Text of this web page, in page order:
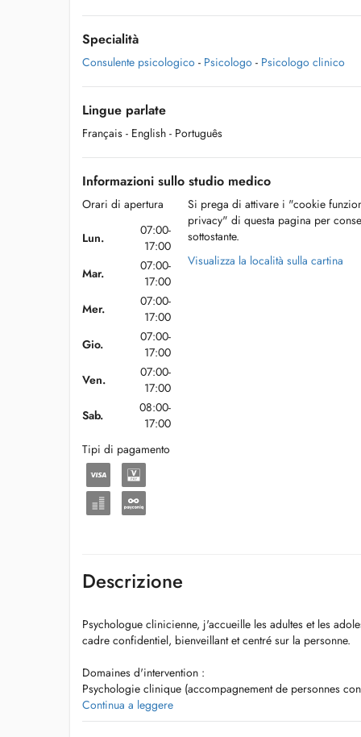
Specialità
Consulente psicologico - Psicologo - Psicologo clinico
Lingue parlate
Français - English - Português
Informazioni sullo studio medico
Orari di apertura
Lun.
07:00-
17:00
Mar.
07:00-
17:00
Mer.
07:00-
17:00
Gio.
07:00-
17:00
Ven.
07:00-
17:00
Sab.
08:00-
17:00
Tipi di pagamento
Si prega di attivare i "cookie
privacy" di questa pagina per
sottostante.
Visualizza la località sulla cartina
Descrizione
Psychologue clinicienne, j'accueille les adultes et les
cadre confidentiel, bienveillant et centré sur la personne.
Domaines d'intervention :
Psychologie clinique (accompagnement de personnes
souffrance psychologique, d'anxiété, de dépression, entre
Counselling
Continua a leggere